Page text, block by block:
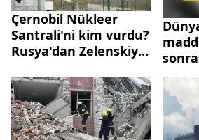
Çernobil Nükleer
Santrali'ni kim vurdu?
Rusya'dan Zelenskiy'e
Görüntüler ortaya
çıktı | A Haber'de
çarpıcı sözler: Atom
bombası etkisi...